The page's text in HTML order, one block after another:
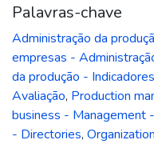
Palavras-chave
Administração da
empresas -
da produção - Indicadores
Avaliação, Production
business - Management
- Directories,